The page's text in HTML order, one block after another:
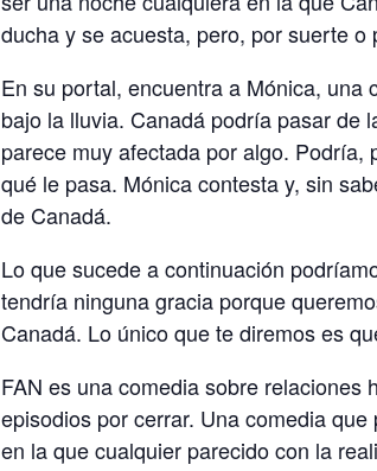
ducha y se acuesta, pero, por suerte o
En su portal, encuentra a Mónica, una
bajo la lluvia. Canadá podría pasar de
parece muy afectada por algo.
qué le pasa. Mónica contesta y, sin
de Canadá.
Lo que sucede a continuación
tendría ninguna gracia porque
Canadá. Lo único que te diremos es
FAN es una comedia sobre relaciones
episodios por cerrar. Una comedia
en la que cualquier parecido con la